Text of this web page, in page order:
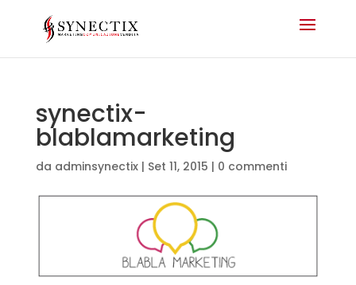
synectix-
blablamarketing
da adminsynectix| Set 11, 2015 | 0 commenti